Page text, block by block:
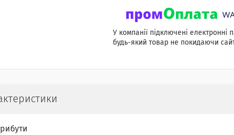
У компанії підключені електронні
будь-який товар не покидаючи